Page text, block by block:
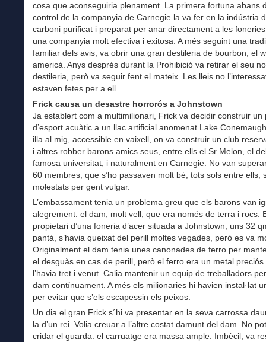
cosa que aconseguiria plenament. La primera fortuna abans
control de la companyia de Carnegie la va fer en la indústria
carboni purificat i preparat per anar directament a les
una companyia molt efectiva i exitosa. A més seguint una
familiar dels avis, va obrir una gran destileria de bourbon, el
americà. Anys després durant la Prohibició va retirar el seu
destileria, però va seguir fent el mateix. Les lleis no
estaven fetes per a ell.
Frick causa un desastre horrorós a Johnstown
Ja establert com a multimilionari, Frick va decidir construir un
d’esport acuàtic a un llac artificial anomenat Lake
illa al mig, accessible en vaixell, on va construir un club
i altres robber barons amics seus, entre ells el Sr Melon, el
famosa universitat, i naturalment en Carnegie. No van
60 membres, que s’ho passaven molt bé, tots sols entre ells,
molestats per gent vulgar.
L’embassament tenia un problema greu que els barons van
alegrement: el dam, molt vell, que era només de terra i rocs.
propietari d’una foneria d’acer situada a Johnstown, uns 32
pantà, s’havia queixat del perill moltes vegades, però es va
Originalment el dam tenia unes canonades de ferro per
el desguàs en cas de perill, però el ferro era un metal preciós
l’havia tret i venut. Calia mantenir un equip de treballadors
dam contínuament. A més els milionaries hi havien instal·lat
per evitar que s’els escapessin els peixos.
Un dia el gran Frick s´hi va presentar en la seva carrossa
la d’un rei. Volia creuar a l’altre costat damunt del dam. No
cridar el guarda: el carruatge era massa ample. Imbècil, va